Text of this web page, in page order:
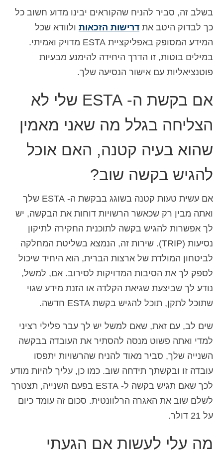
בשלב זה, סביר להניח שהקוראים יבינו מדוע חשוב כל
כך לבדוק היטב את דרישות הזכאות ולוודא שכל
המידע המסופק באפליקציית ESTA מדויק ואמיתי.
במילים בוטות, זו הדרך היחידה להימנע מבעיות
פוטנציאליות עם אישור הנסיעה שלך.
אם בקשת ה- ESTA שלי לא
הצליחה בגלל מה שאני מאמין
שהוא בעיה קטנה, האם אוכל
להגיש בקשה שוב?
אם עשית טעות קטנה בשוגג בבקשת ה- ESTA שלך
ואתה מבין רק שכאשר הרשויות דוחות את הבקשה, יש
לך אפשרות להגיש בקשה לתוכנית החקירה לתיקון
נסיעות (TRIP). שירות זה, הנמצא בשליטת המחלקה
לביטחון המולדת של ארצות הברית, הוא היחיד שיכול
לספק לך את הסיבות המדויקות לסירוב. אם, למשל,
נודע לך שביצעת שגיאת הקלדה או הזנת מידע שגוי
שתוכל לתקן, תוכל להגיש בקשת ESTA חדשה.
שים לב, עם זאת, שאם למשל יש לך עבר פלילי רציני
למדי ואתה פשוט מנסה להסתיר את העובדה בבקשה
השנייה שלך, סביר מאוד להניח שהרשויות יתפסו
עובדה זו ובקשתך תידחה שוב. כמו כן, עליך להיות מודע
לכך שאם תגיש בקשה ל- ESTA בפעם השנייה, תצטרך
לשלם שוב את האגרה הרלוונטית. סכום זה עומד כיום
על 21 דולר.
מה עלי לעשות אם הגעתי